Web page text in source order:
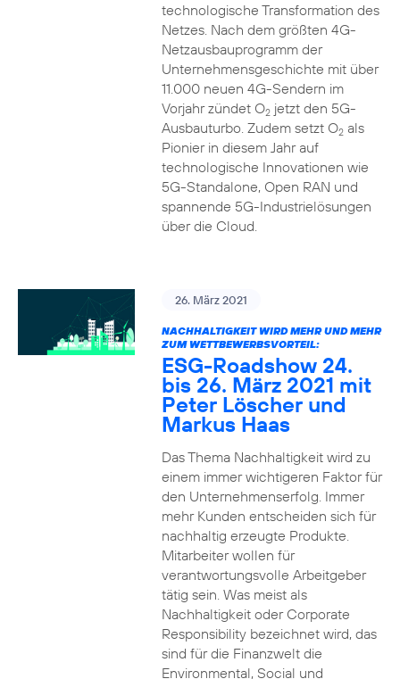
technologische Transformation des
Netzes. Nach dem größten 4G-
Netzausbauprogramm der
Unternehmensgeschichte mit über
11.000 neuen 4G-Sendern im
Vorjahr zündet O2jetzt den 5G-
Ausbauturbo. Zudem setzt O2als
Pionier in diesem Jahr auf
technologische Innovationen wie
5G-Standalone, Open RAN und
spannende 5G-Industrielösungen
über die Cloud.
26. März 2021
NACHHALTIGKEIT WIRD MEHR UND MEHR
ZUM WETTBEWERBSVORTEIL:
ESG-Roadshow 24.
bis 26. März 2021 mit
Peter Löscher und
Markus Haas
Das Thema Nachhaltigkeit wird zu
einem immer wichtigeren Faktor für
den Unternehmenserfolg. Immer
mehr Kunden entscheiden sich für
nachhaltig erzeugte Produkte.
Mitarbeiter wollen für
verantwortungsvolle Arbeitgeber
tätig sein. Was meist als
Nachhaltigkeit oder Corporate
Responsibility bezeichnet wird, das
sind für die Finanzwelt die
Environmental, Social und